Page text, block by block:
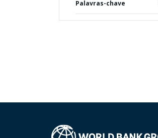
Palavras-chave